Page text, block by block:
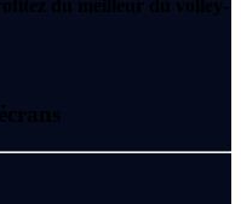
du meilleur du volley-